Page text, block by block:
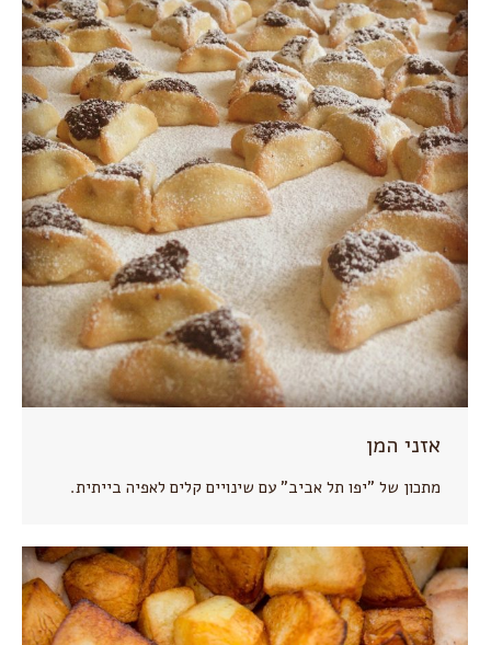
אזני המן
מתכון של "יפו תל אביב" עם שינויים קלים לאפיה בייתית.